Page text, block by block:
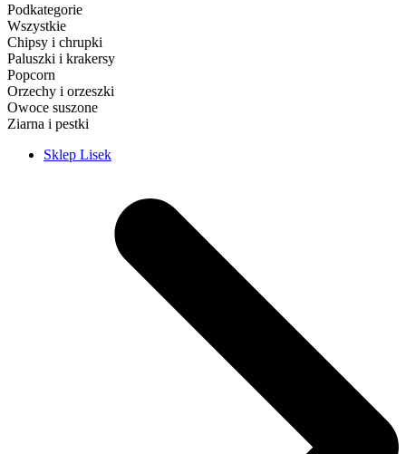
Podkategorie
Wszystkie
Chipsy i chrupki
Paluszki i krakersy
Popcorn
Orzechy i orzeszki
Owoce suszone
Ziarna i pestki
Sklep Lisek